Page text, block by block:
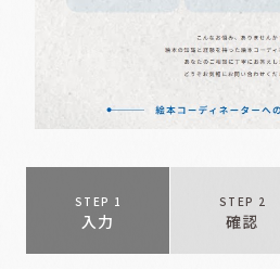
STEP 1
入力
STEP 2
確認